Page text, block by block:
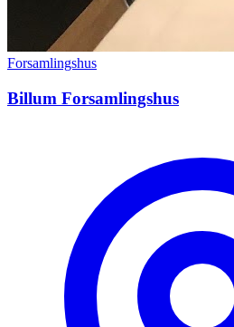
Forsamlingshus
Billum Forsamlingshus